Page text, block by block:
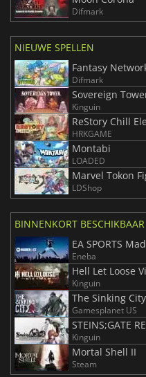
Difmark
NIEUWE SPELLEN
Fantasy
Difmark
Sovereign
Kinguin
ReStory Chill
HRKGAME
Montabi
LOADED
Marvel Tokon
LDShop
BINNENKORT BESCHIKBAAR
EA SPORTS
Eneba
Hell Let Loose
Kinguin
The Sinking
Gamesplanet US
STEINS;GATE
Kinguin
Mortal Shell II
Steam